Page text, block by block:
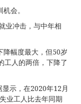
会。
业冲击，与中年相
降幅度最大，但50岁
工人的两倍，下降了
示，在2020年12月
业工人比去年同期